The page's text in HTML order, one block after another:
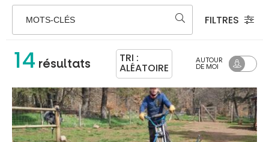
MOTS-CLÉS FILTRES
14 résultats TRI :
ALÉATOIRE
AUTOUR
DE MOI